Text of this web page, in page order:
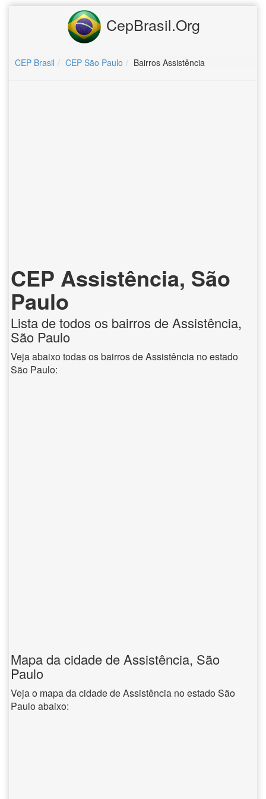
CepBrasil.Org
CEP Brasil CEP São Paulo Bairros Assistência
CEP Assistência, São
Paulo
Lista de todos os bairros de Assistência,
São Paulo
Veja abaixo todas os bairros de Assistência no estado
São Paulo:
Mapa da cidade de Assistência, São
Paulo
Veja o mapa da cidade de Assistência no estado São
Paulo abaixo: